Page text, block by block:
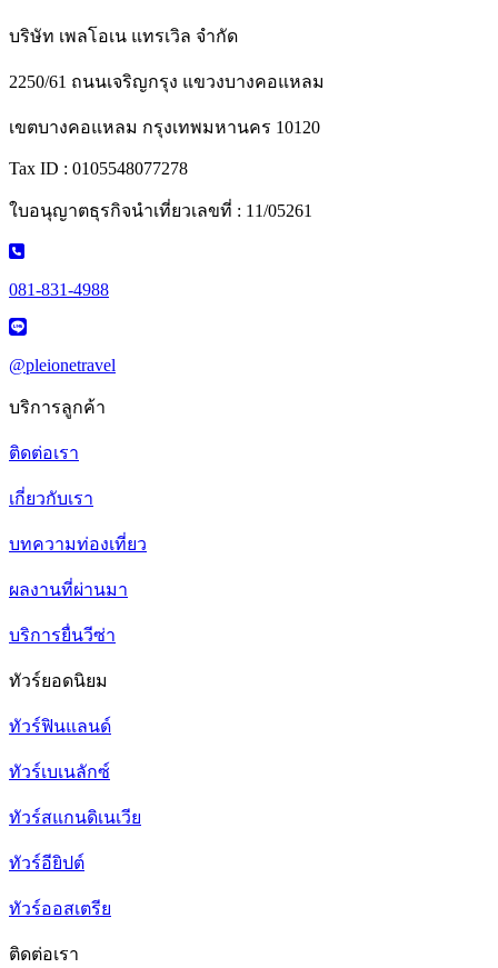
บริษัท เพลโอเน แทรเวิล จำกัด
2250/61 ถนนเจริญกรุง แขวงบางคอแหลม
เขตบางคอแหลม กรุงเทพมหานคร 10120
Tax ID : 0105548077278
ใบอนุญาตธุรกิจนำเที่ยวเลขที่ : 11/05261
081-831-4988
@pleionetravel
บริการลูกค้า
ติดต่อเรา
เกี่ยวกับเรา
บทความท่องเที่ยว
ผลงานที่ผ่านมา
บริการยื่นวีซ่า
ทัวร์ยอดนิยม
ทัวร์ฟินแลนด์
ทัวร์เบเนลักซ์
ทัวร์สแกนดิเนเวีย
ทัวร์อียิปต์
ทัวร์ออสเตรีย
ติดต่อเรา